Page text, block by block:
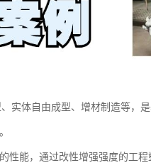
实体自由成型、增材制造等，
性能，通过改性增强强度的工